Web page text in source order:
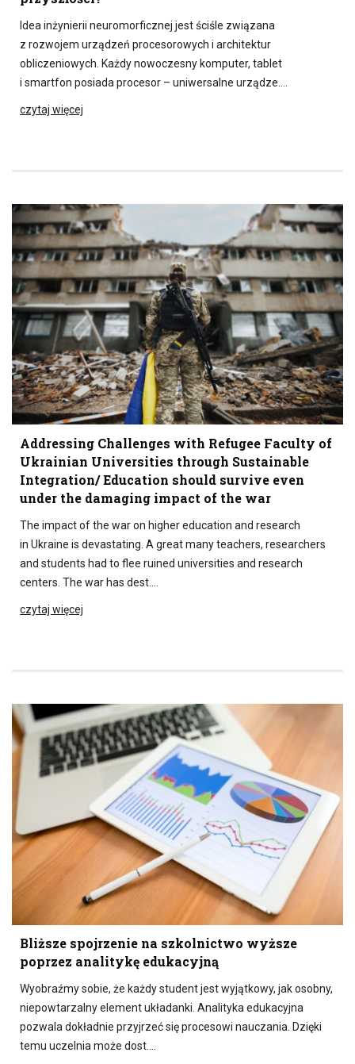
Idea inżynierii neuromorficznej jest ściśle związana
z rozwojem urządzeń procesorowych i architektur
obliczeniowych. Każdy nowoczesny komputer, tablet
i smartfon posiada procesor – uniwersalne urządze….
czytaj więcej
Addressing Challenges with Refugee Faculty of
Ukrainian Universities through Sustainable
Integration/ Education should survive even
under the damaging impact of the war
The impact of the war on higher education and research
in Ukraine is devastating. A great many teachers, researchers
and students had to flee ruined universities and research
centers. The war has dest….
czytaj więcej
Bliższe spojrzenie na szkolnictwo wyższe
poprzez analitykę edukacyjną
Wyobraźmy sobie, że każdy student jest wyjątkowy, jak osobny,
niepowtarzalny element układanki. Analityka edukacyjna
pozwala dokładnie przyjrzeć się procesowi nauczania. Dzięki
temu uczelnia może dost….